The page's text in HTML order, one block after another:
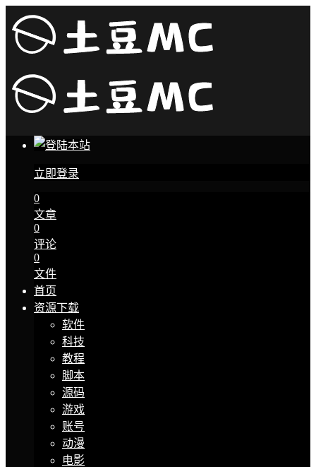
立即登录
0
文章
0
评论
0
文件
首页
资源下载
软件
科技
教程
脚本
源码
游戏
账号
动漫
电影